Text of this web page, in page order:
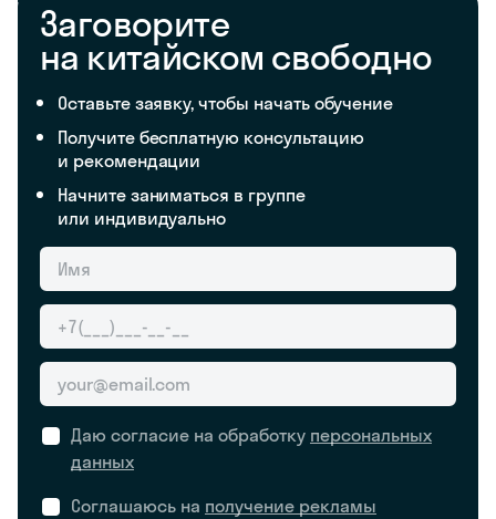
Заговорите
на китайском свободно
Оставьте заявку, чтобы начать обучение
Получите бесплатную консультацию
и рекомендации
Начните заниматься в группе
или индивидуально
Даю согласие на обработку персональных
данных
Соглашаюсь на получение рекламы